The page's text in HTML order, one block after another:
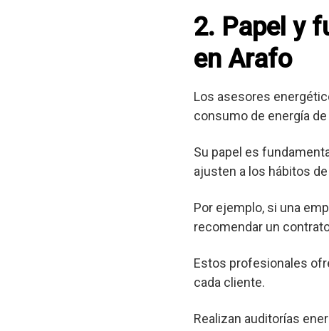
2. Papel y
en Arafo
Los asesores
consumo de energía
Su papel es
ajusten a los hábitos
Por ejemplo, si una
recomendar un
Estos profesionales
cada cliente.
Realizan auditorías